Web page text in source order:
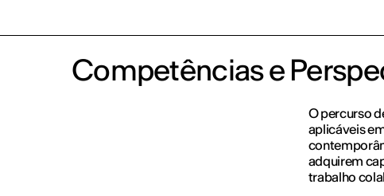
Competências e
O percurso
aplicáveis
adquirem
trabalho